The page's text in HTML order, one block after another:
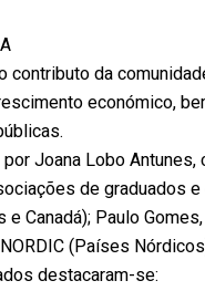
contributo da
económico,
Joana Lobo
de graduados
Canadá); Paulo
(Países
destacaram-se: